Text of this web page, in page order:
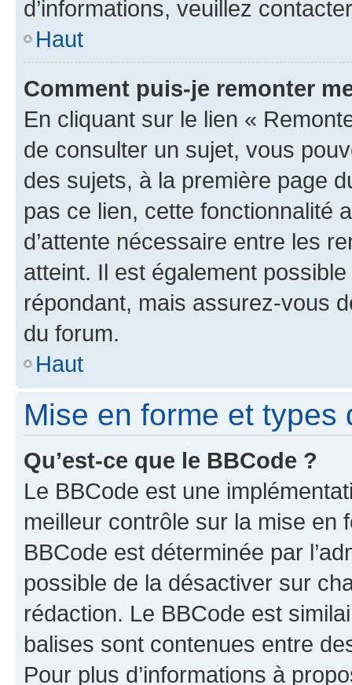
d’informations, veuillez
Haut
Comment puis-je remonter
En cliquant sur le lien «
de consulter un sujet, vous
des sujets, à la première page
pas ce lien, cette fonctionnalité
d’attente nécessaire entre les
atteint. Il est également
répondant, mais assurez-vous
du forum.
Haut
Mise en forme et types
Qu’est-ce que le BBCode ?
Le BBCode est une
meilleur contrôle sur la mise en
BBCode est déterminée par
possible de la désactiver sur
rédaction. Le BBCode est
balises sont contenues entre
Pour plus d’informations à